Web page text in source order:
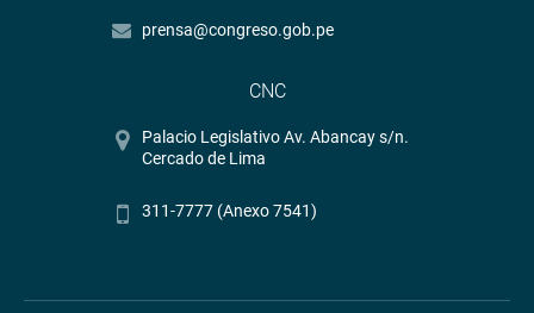
prensa@congreso.gob.pe
CNC
Palacio Legislativo Av. Abancay s/n.
Cercado de Lima
311-7777 (Anexo 7541)